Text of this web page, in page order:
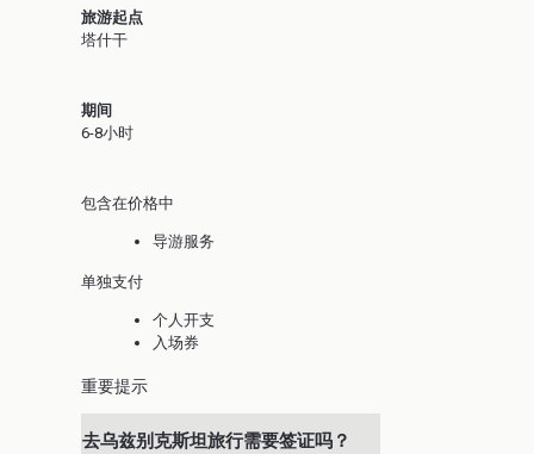
旅游起点
塔什干
期间
6-8小时
包含在价格中
导游服务
单独支付
个人开支
入场券
重要提示
去乌兹别克斯坦旅行需要签证吗？